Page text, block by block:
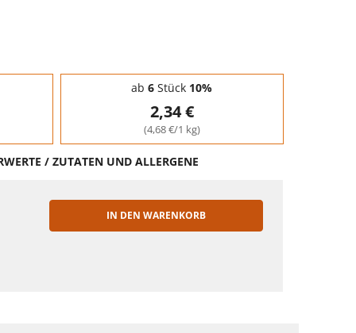
ab 6 Stück 10%
2,34 €
(4,68 €/1 kg)
/ ZUTATEN UND ALLERGENE
IN DEN WARENKORB